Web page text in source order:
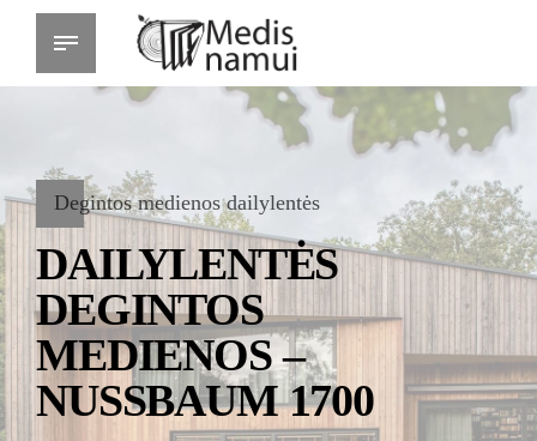
Degintos medienos dailylentės
DAILYLENTĖS
DEGINTOS
MEDIENOS –
NUSSBAUM 1700